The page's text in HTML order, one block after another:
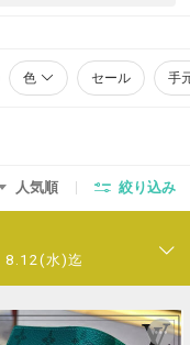
色 セール 手
人気順 絞り込み
8.12(水)迄